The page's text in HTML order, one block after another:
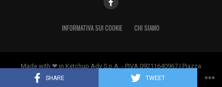
SHARE TWEET
INFORMATIVA SUI COOKIE CHI SIAMO
Made with ❤ in Ketchup Adv S.p.A. - PIVA.09211640967 | Piazza
Borromeo 14, 20123 Milano